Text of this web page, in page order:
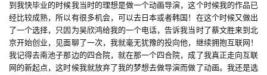
游
戏
单
机
到我快毕业的时候我当时的理想是做一个动画导演，这个时候我的作品已
经比较成熟，所以有很多机会，可以去日本或者韩国！在这个时候又做出
了一个选择，只因为吴欣鸿给我的一个电话，告诉我当时了蔡文胜来到北
京开始创业，见面聊了一次，我就毫无犹豫的投向他，继续拥抱互联网！
我记得去南池子那边的四合院，就在那一个四合院，成了我真正走向互联
网的新起点，这时候我就放弃了我的梦想去做导演而做了动画。我还是选